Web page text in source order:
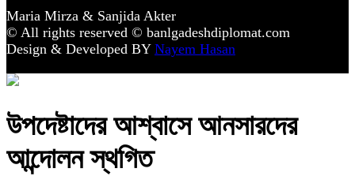
Maria Mirza & Sanjida Akter
© All rights reserved © banlgadeshdiplomat.com
Design & Developed BY Nayem Hasan
উপদেষ্টাদের আশ্বাসে আনসারদের
আন্দোলন স্থগিত